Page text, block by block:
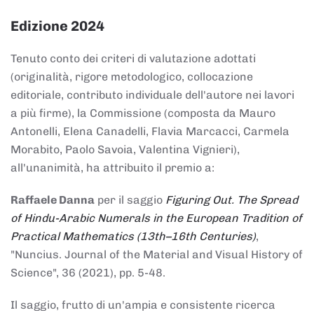
Edizione 2024
Tenuto conto dei criteri di valutazione adottati
(originalità, rigore metodologico, collocazione
editoriale, contributo individuale dell'autore nei lavori
a più firme), la Commissione (composta da Mauro
Antonelli, Elena Canadelli, Flavia Marcacci, Carmela
Morabito, Paolo Savoia, Valentina Vignieri),
all'unanimità, ha attribuito il premio a:
Raffaele Danna per il saggio Figuring Out. The Spread
of Hindu-Arabic Numerals in the European Tradition of
Practical Mathematics (13th–16th Centuries),
"Nuncius. Journal of the Material and Visual History of
Science", 36 (2021), pp. 5-48.
Il saggio, frutto di un'ampia e consistente ricerca